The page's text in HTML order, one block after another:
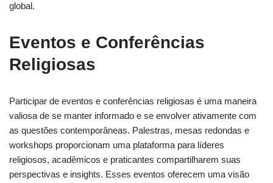
global.
Eventos e Conferências
Religiosas
Participar de eventos e conferências religiosas é uma maneira
valiosa de se manter informado e se envolver ativamente com
as questões contemporâneas. Palestras, mesas redondas e
workshops proporcionam uma plataforma para líderes
religiosos, acadêmicos e praticantes compartilharem suas
perspectivas e insights. Esses eventos oferecem uma visão